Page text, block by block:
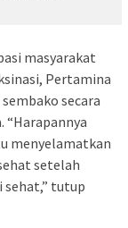
masyarakat
Pertamina
secara
menyelamatkan
setelah
sehat,” tutup